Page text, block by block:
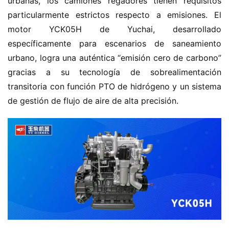
m
particularmente estrictos respecto a emisiones. El
motor YCK05H de Yuchai, desarrollado
específicamente para escenarios de saneamiento
urbano, logra una auténtica “emisión cero de carbono”
gracias a su tecnología de sobrealimentación
transitoria con función PTO de hidrógeno y un sistema
de gestión de flujo de aire de alta precisión.